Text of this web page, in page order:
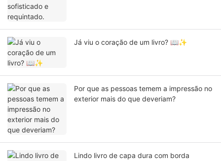
Já viu o coração de um livro? 📖✨
Por que as pessoas temem a impressão no
exterior mais do que deveriam?
Lindo livro de capa dura com borda